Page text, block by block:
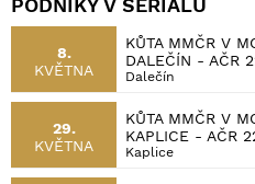
PODNIKY V SERIÁLU
8.
KVĚTNA
KŮTA MMČR V
DALEČÍN - AČR
Dalečín
29.
KVĚTNA
KŮTA MMČR V
KAPLICE - AČR
Kaplice